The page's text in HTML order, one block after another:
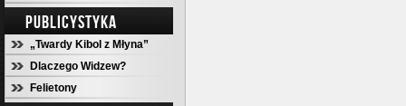
PUBLICYSTYKA
„Twardy Kibol z Młyna”
Dlaczego Widzew?
Felietony